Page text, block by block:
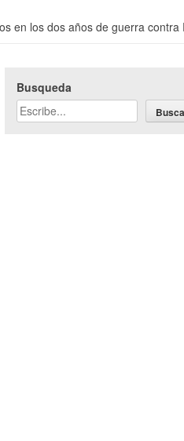
en los dos años de guerra contra
Busqueda